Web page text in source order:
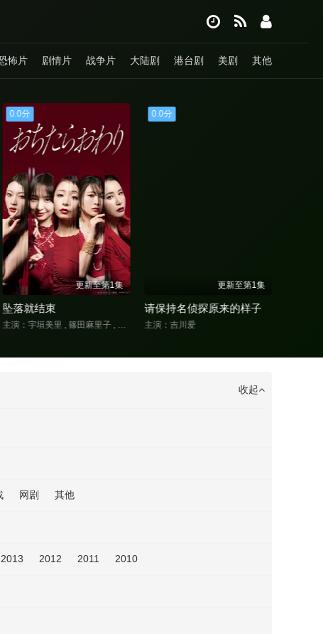
怖片 剧情片 战争片 大陆剧 港台剧 美剧 其他
0.0分
更新至第1集
坠落就结束
主演：宇垣美里 , 篠田麻里子 , 佐津川爱美 , 风吹惠 , 铃木纱理奈
0.0分
更新至第1集
请保持名侦探原来的样子
主演：吉川爱
收起
网剧 其他
2013 2012 2011 2010